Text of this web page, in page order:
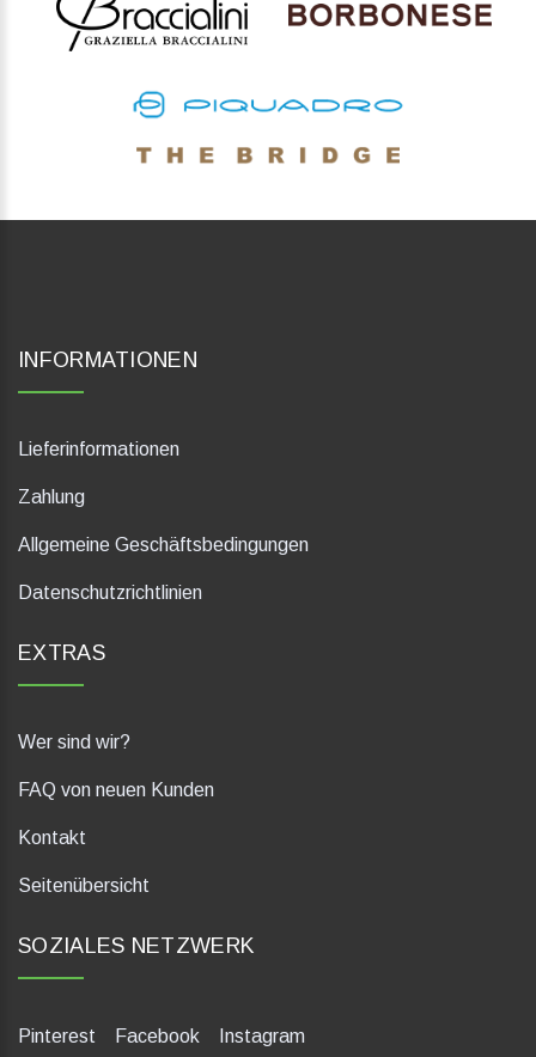
INFORMATIONEN
Lieferinformationen
Zahlung
Allgemeine Geschäftsbedingungen
Datenschutzrichtlinien
EXTRAS
Wer sind wir?
FAQ von neuen Kunden
Kontakt
Seitenübersicht
SOZIALES NETZWERK
Pinterest Facebook Instagram